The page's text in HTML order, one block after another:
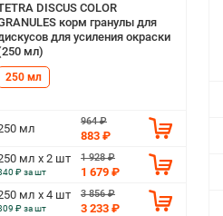
DISCUS COLOR
корм гранулы для
для усиления окраски
мл)
250 мл
мл
964 ₽
883 ₽
мл х 2 шт
₽ за шт
1 928 ₽
1 679 ₽
мл х 4 шт
₽ за шт
3 856 ₽
3 233 ₽